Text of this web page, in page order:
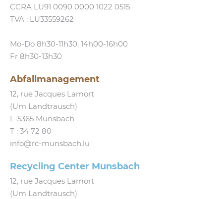
CCRA LU91 0090 0000 1022 0515
TVA : LU33559262
Mo-Do 8h30-11h30, 14h00-16h00
Fr 8h30-13h30
Abfallmanagement
12, rue Jacques Lamort
(Um Landtrausch)
L‑5365 Munsbach
T : 34 72 80
info@​rc-​munsbach.​lu
Recycling Center Munsbach
12, rue Jacques Lamort
(Um Landtrausch)